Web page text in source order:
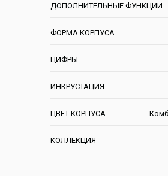
ДОПОЛНИТЕЛЬНЫЕ ФУНКЦИИ
ФОРМА КОРПУСА
ЦИФРЫ
ИНКРУСТАЦИЯ
ЦВЕТ КОРПУСА
КОЛЛЕКЦИЯ